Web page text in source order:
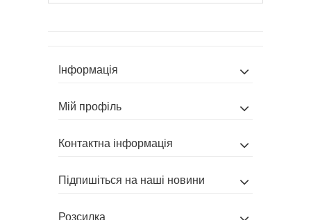
Інформація
Мій профіль
Контактна інформація
Підпишіться на наші новини
Розсилка